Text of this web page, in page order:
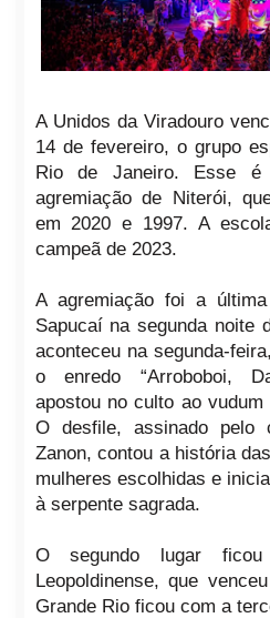
A Unidos da Viradouro
14 de fevereiro, o grupo
Rio de Janeiro. Esse
agremiação de Niterói,
em 2020 e 1997. A
campeã de 2023.
A agremiação foi a
Sapucaí na segunda noite
aconteceu na segunda-
o enredo “Arroboboi,
apostou no culto ao
O desfile, assinado pelo
Zanon, contou a história
mulheres escolhidas e
à serpente sagrada.
O segundo lugar
Leopoldinense, que
Grande Rio ficou com a